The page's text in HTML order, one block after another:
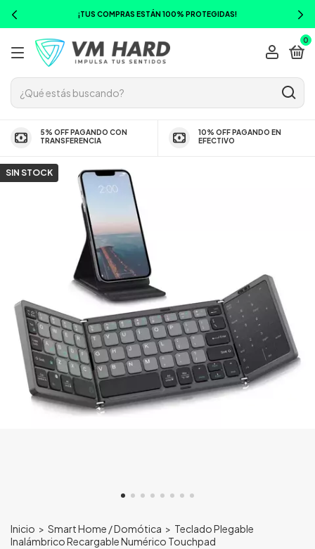
¡TUS COMPRAS ESTÁN 100% PROTEGIDAS!
0
5% OFF PAGANDO CON
TRANSFERENCIA
10% OFF PAGANDO EN
EFECTIVO
SIN STOCK
Inicio > Smart Home / Domótica > Teclado Plegable
Inalámbrico Recargable Numérico Touchpad